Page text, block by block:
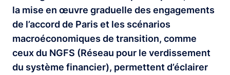
la mise en œuvre graduelle des engagements
de l’accord de Paris et les scénarios
macroéconomiques de transition, comme
ceux du NGFS (Réseau pour le verdissement
du système financier), permettent d’éclairer